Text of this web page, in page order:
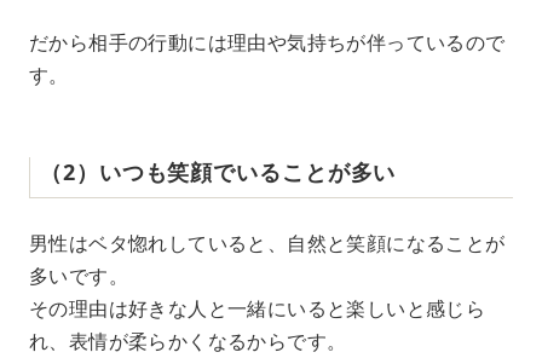
だから相手の行動には理由や気持ちが伴っているので
す。
（2）いつも笑顔でいることが多い
男性はベタ惚れしていると、自然と笑顔になることが
多いです。
その理由は好きな人と一緒にいると楽しいと感じら
れ、表情が柔らかくなるからです。